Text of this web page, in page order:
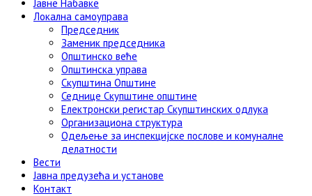
Јавне Набавке
Локална самоуправа
Председник
Заменик председника
Општинско веће
Општинска управа
Скупштина Општине
Седнице Скупштине општине
Електронски регистар Скупштинских одлука
Организациона структура
Одељење за инспекцијске послове и комуналне
делатности
Вести
Јавна предузећа и установе
Контакт